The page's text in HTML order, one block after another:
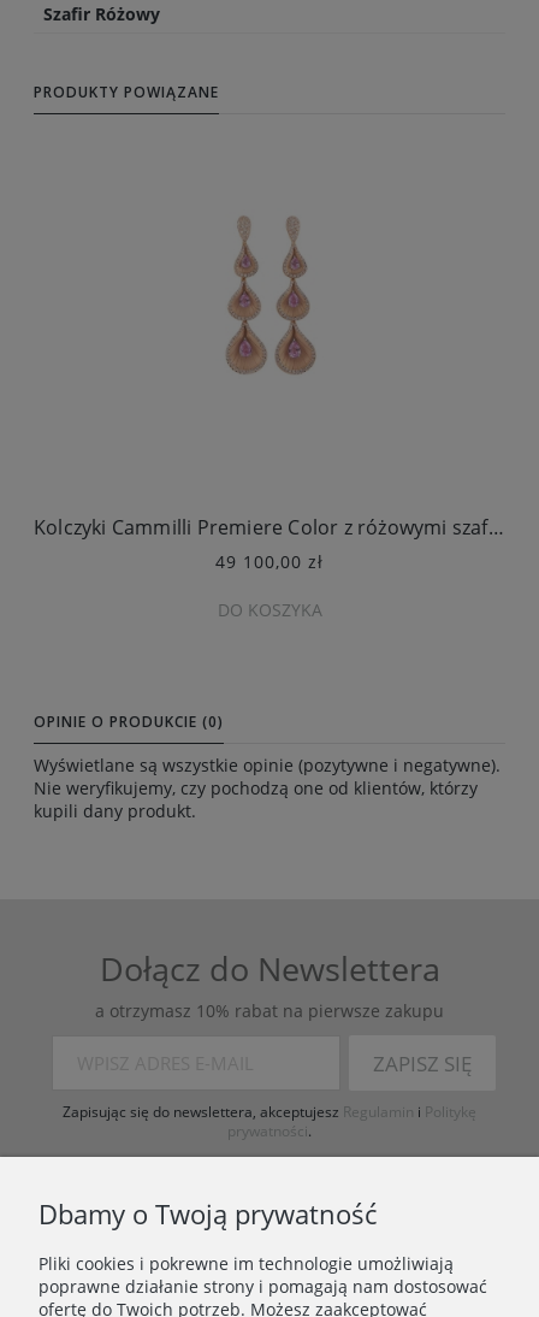
Szafir Różowy
PRODUKTY POWIĄZANE
Kolczyki Cammilli Premiere Color z różowymi szafirami
49 100,00 zł
DO KOSZYKA
OPINIE O PRODUKCIE (0)
Wyświetlane są wszystkie opinie (pozytywne i negatywne).
Nie weryfikujemy, czy pochodzą one od klientów, którzy
kupili dany produkt.
Dołącz do Newslettera
a otrzymasz 10% rabat na pierwsze zakupu
ZAPISZ SIĘ
Zapisując się do newslettera, akceptujesz Regulamin i Politykę
prywatności.
Dbamy o Twoją prywatność
Pliki cookies i pokrewne im technologie umożliwiają
poprawne działanie strony i pomagają nam dostosować
ofertę do Twoich potrzeb. Możesz zaakceptować